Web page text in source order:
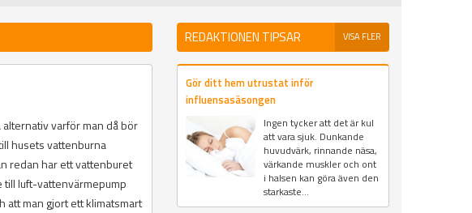
varför man då bör
husets vattenburna
redan har ett vattenburet
till luft-vattenvärmepump
att man gjort ett klimatsmart
REDAKTIONEN TIPSAR VISA FLER
Gör ditt hem utrustat inför
influensasäsongen
Ingen tycker att det är kul
att vara sjuk. Dunkande
huvudvärk, rinnande näsa,
värkande muskler och ont
i halsen kan göra även den
starkaste...